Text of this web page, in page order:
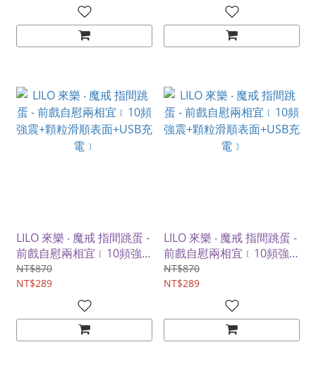
LILO 來樂 ‧ 魔戒 指間跳蛋 -
前戲自慰兩相宜﹝10頻強
震+顆粒滑順表面+USB充
電﹞
NT$870
NT$289
LILO 來樂 ‧ 魔戒 指間跳蛋 -
前戲自慰兩相宜﹝10頻強
震+顆粒滑順表面+USB充
電﹞
NT$870
NT$289